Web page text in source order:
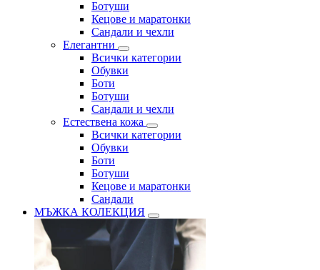
Ботуши
Кецове и маратонки
Сандали и чехли
Елегантни
Всички категории
Обувки
Боти
Ботуши
Сандали и чехли
Естествена кожа
Всички категории
Обувки
Боти
Ботуши
Кецове и маратонки
Сандали
МЪЖКА КОЛЕКЦИЯ